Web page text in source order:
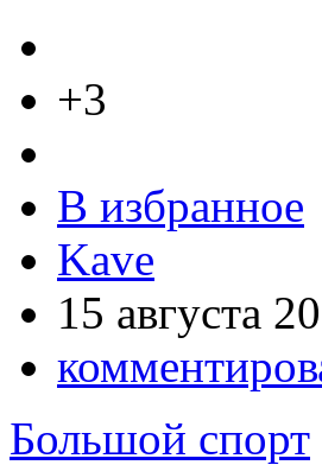
+3
В избранное
Kave
15 августа
Большой спорт